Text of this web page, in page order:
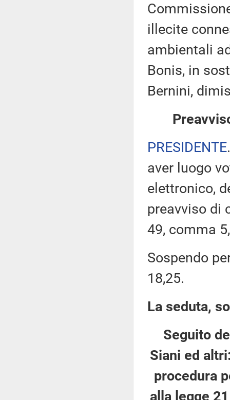
illecite
ambientali
Bonis, in
Bernini,
PRESIDENTE
aver luogo
elettronico,
preavviso di
49, comma
Sospendo
18,25.
La seduta,
Seguito
Siani ed
procedura
alla legge